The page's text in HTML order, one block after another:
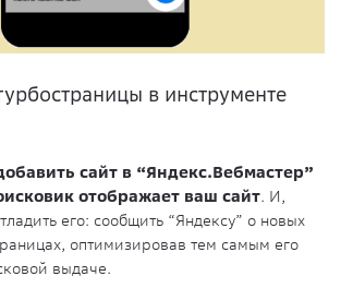
в инструменте
сайт в “Яндекс.Вебмастер”
отображает ваш сайт. И,
его: сообщить “Яндексу” о новых
оптимизировав тем самым его
выдаче.